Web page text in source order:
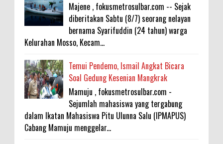
Majene , fokusmetrosulbar.com -- Sejak
diberitakan Sabtu (8/7) seorang nelayan
bernama Syarifuddin (24 tahun) warga
Kelurahan Mosso, Kecam...
Temui Pendemo, Ismail Angkat Bicara
Soal Gedung Kesenian Mangkrak
Mamuju , fokusmetrosulbar.com -
Sejumlah mahasiswa yang tergabung
dalam Ikatan Mahasiswa Pitu Ulunna Salu (IPMAPUS)
Cabang Mamuju menggelar...